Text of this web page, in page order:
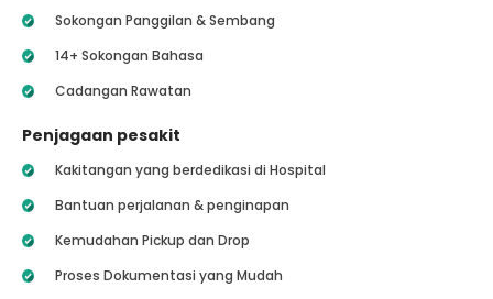
Sokongan Panggilan & Sembang
14+ Sokongan Bahasa
Cadangan Rawatan
Penjagaan pesakit
Kakitangan yang berdedikasi di Hospital
Bantuan perjalanan & penginapan
Kemudahan Pickup dan Drop
Proses Dokumentasi yang Mudah